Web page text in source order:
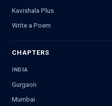
Kavishala Plus
Write a Poem
CHAPTERS
INDIA
Gurgaon
Mumbai